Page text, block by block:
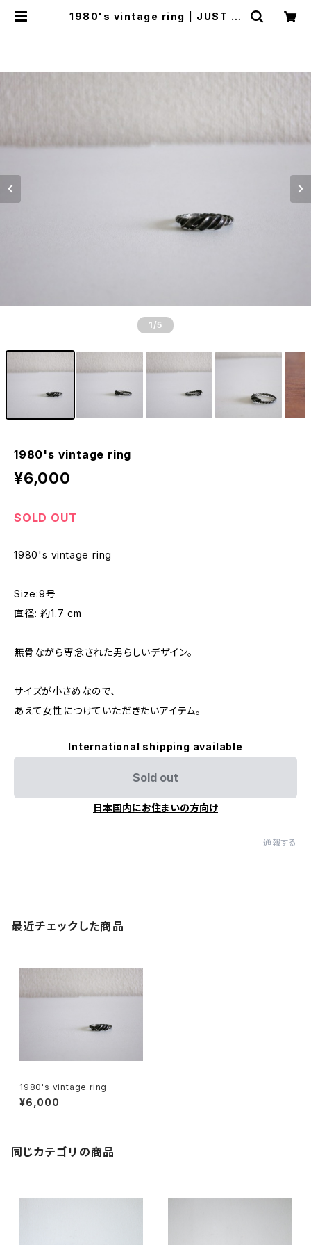
1980's vintage ring | JUST LI
1 /5
1980's vintage ring
¥6,000
SOLD OUT
1980's vintage ring
Size:9号
直径: 約1.7 cm
無骨ながら専念された男らしいデザイン。
サイズが小さめなので、
あえて女性につけていただきたいアイテム。
International shipping available
Sold out
日本国内にお住まいの方向け
通報する
最近チェックした商品
1980's vintage ring
¥6,000
同じカテゴリの商品